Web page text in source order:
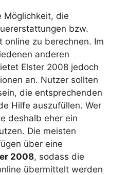
Möglichkeit, die
bzw.
online zu berechnen. Im
anderen
Elster 2008 jedoch
an. Nutzer sollten
die entsprechenden
Hilfe auszufüllen. Wer
deshalb eher ein
Die meisten
über eine
2008, sodass die
übermittelt werden